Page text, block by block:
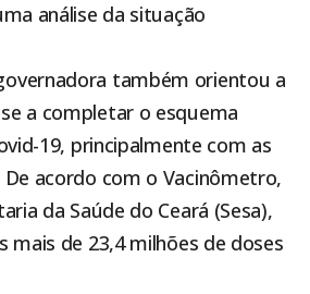
análise da situação
também orientou a
a completar o esquema
19, principalmente com as
acordo com o Vacinômetro,
da Saúde do Ceará (Sesa),
mais de 23,4 milhões de doses